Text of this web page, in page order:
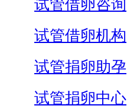
试管借卵咨询
试管借卵机构
试管捐卵助孕
试管捐卵中心